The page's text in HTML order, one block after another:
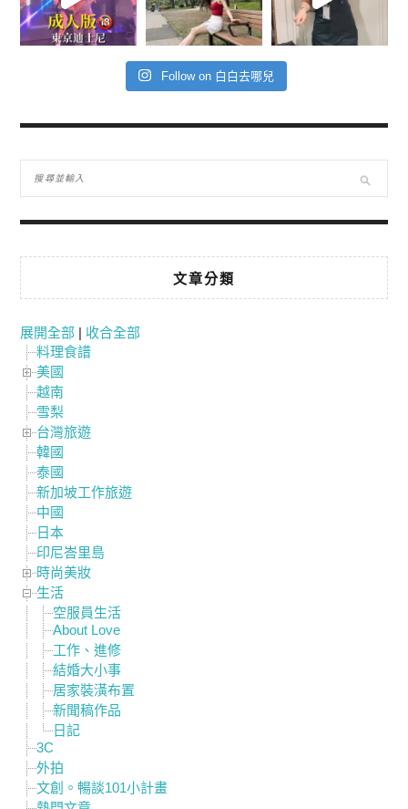
Follow on 白白去哪兒
文章分類
展開全部 | 收合全部
料理食譜
美國
越南
雪梨
台灣旅遊
韓國
泰國
新加坡工作旅遊
中國
日本
印尼峇里島
時尚美妝
生活
空服員生活
About Love
工作、進修
結婚大小事
居家裝潢布置
新聞稿作品
日記
3C
外拍
文創。暢談101小計畫